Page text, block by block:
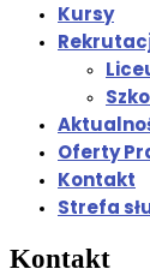
Kursy
Oferty
Kontakt
Strefa
Kontakt